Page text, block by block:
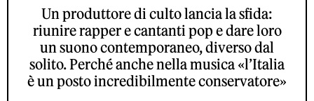
Un produttore di culto lancia la sfida:
riunire rapper e cantanti pop e dare loro
un suono contemporaneo, diverso dal
solito. Perché anche nella musica «l’Italia
è un posto incredibilmente conservatore»